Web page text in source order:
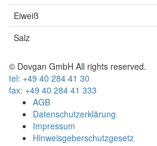
Eiweiß
Salz
© Dovgan GmbH All rights reserved.
tel: +49 40 284 41 30
fax: +49 40 284 41 333
AGB
Datenschutzerklärung
Impressum
Hinweisgeberschutzgesetz